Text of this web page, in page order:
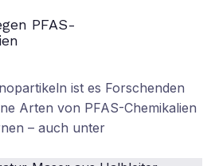
PFAS-
ist es Forschenden
Arten von PFAS-Chemikalien
– auch unter